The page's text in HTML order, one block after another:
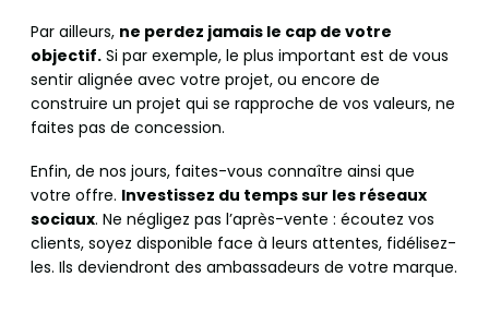
Par ailleurs, ne perdez jamais le cap de votre
objectif. Si par exemple, le plus important est de vous
sentir alignée avec votre projet, ou encore de
construire un projet qui se rapproche de vos valeurs, ne
faites pas de concession.
Enfin, de nos jours, faites-vous connaître ainsi que
votre offre. Investissez du temps sur les réseaux
sociaux. Ne négligez pas l’après-vente : écoutez vos
clients, soyez disponible face à leurs attentes, fidélisez-
les. Ils deviendront des ambassadeurs de votre marque.